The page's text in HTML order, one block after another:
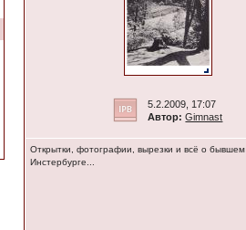
5.2.2009, 17:07
Автор: Gimnast
Открытки, фотографии, вырезки и всё о бывшем
Инстербурге...